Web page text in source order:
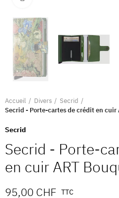
Accueil Divers
Secrid
Secrid - Porte-cartes de crédit en cuir
Secrid
Secrid - Porte-
en cuir ART
95,00 CHF TTC